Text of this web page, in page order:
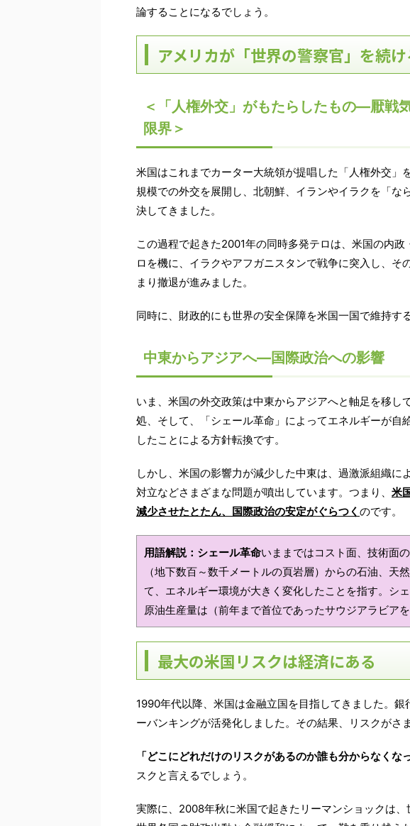
論することになるでしょう。
アメリカが「世界の警察官」を続
＜「人権外交」がもたらしたもの―厭戦
限界＞
米国はこれまでカーター大統領が提唱した「人権外交」
規模での外交を展開し、北朝鮮、イランやイラクを「
決してきました。
この過程で起きた2001年の同時多発テロは、米国の内
ロを機に、イラクやアフガニスタンで戦争に突入し、そ
まり撤退が進みました。
同時に、財政的にも世界の安全保障を米国一国で維持す
中東からアジアへ―国際政治への影響
いま、米国の外交政策は中東からアジアへと軸足を移し
処、そして、「シェール革命」によってエネルギーが自
したことによる方針転換です。
しかし、米国の影響力が減少した中東は、過激派組織に
対立などさまざまな問題が噴出しています。つまり、 米
減少させたとたん、国際政治の安定がぐらつく のです。
用語解説：シェール革命いままではコスト面、技術面
（地下数百～数千メートルの頁岩層）からの石油、天
て、エネルギー環境が大きく変化したことを指す。シ
原油生産量は（前年まで首位であったサウジアラビア
最大の米国リスクは経済にある
1990年代以降、米国は金融立国を目指してきました。
ーバンキングが活発化しました。その結果、リスクがさ
「どこにどれだけのリスクがあるのか誰も分からなくな
スクと言えるでしょう。
実際に、2008年秋に米国で起きたリーマンショックは、